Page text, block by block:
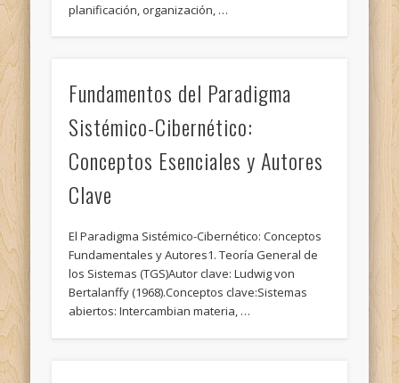
planificación, organización, …
Fundamentos del Paradigma
Sistémico-Cibernético:
Conceptos Esenciales y Autores
Clave
El Paradigma Sistémico-Cibernético: Conceptos
Fundamentales y Autores1. Teoría General de
los Sistemas (TGS)Autor clave: Ludwig von
Bertalanffy (1968).Conceptos clave:Sistemas
abiertos: Intercambian materia, …